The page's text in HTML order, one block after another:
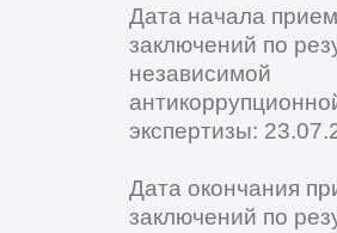
Дата начала
заключений по
независимой
экспертизы:
Дата окончания
заключений по